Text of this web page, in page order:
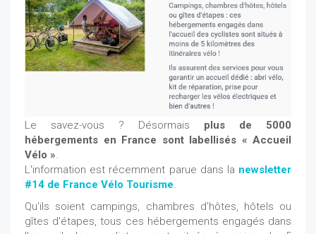
Le savez-vous ? Désormais plus de 5000
hébergements en France sont labellisés « Accueil
Vélo ».
L'information est récemment parue dans la newsletter
#14 de France Vélo Tourisme.
Qu'ils soient campings, chambres d'hôtes, hôtels ou
gîtes d'étapes, tous ces hébergements engagés dans